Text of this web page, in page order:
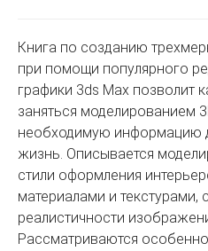
Книга по созданию
при помощи популярного
графики 3ds Max позволит
заняться моделированием
необходимую информацию
жизнь. Описывается
стили оформления
материалами и
реалистичности
Рассматриваются